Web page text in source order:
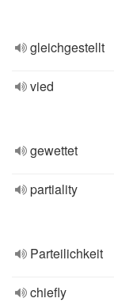
gleichgestellt
vied
gewettet
partiality
Parteilichkeit
chiefly